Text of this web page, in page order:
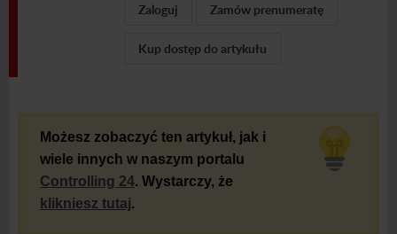
Zaloguj Zamów prenumeratę
Kup dostęp do artykułu
Możesz zobaczyć ten artykuł, jak i
wiele innych w naszym portalu
Controlling 24. Wystarczy, że
klikniesz tutaj.